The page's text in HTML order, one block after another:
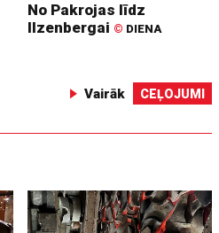
No Pakrojas līdz
Ilzenbergai © DIENA
Vairāk CEĻOJUMI